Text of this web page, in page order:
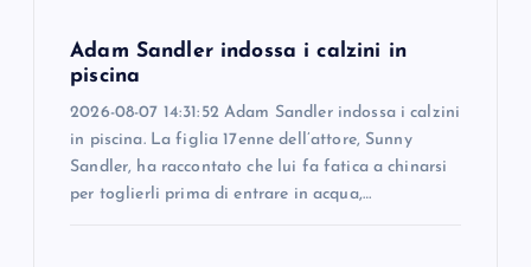
Adam Sandler indossa i calzini in
piscina
2026-08-07 14:31:52 Adam Sandler indossa i calzini
in piscina. La figlia 17enne dell’attore, Sunny
Sandler, ha raccontato che lui fa fatica a chinarsi
per toglierli prima di entrare in acqua,…